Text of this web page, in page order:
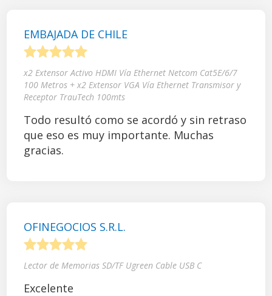
EMBAJADA DE CHILE
x2 Extensor Activo HDMI Vía Ethernet Netcom Cat5E/6/7
100 Metros + x2 Extensor VGA Vía Ethernet Transmisor y
Receptor TrauTech 100mts
Todo resultó como se acordó y sin retraso
que eso es muy importante. Muchas
gracias.
OFINEGOCIOS S.R.L.
Lector de Memorias SD/TF Ugreen Cable USB C
Excelente